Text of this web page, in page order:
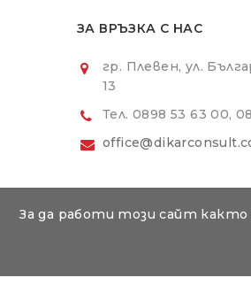
За да работи този сайт както
ЗА ВРЪЗКА С НАС
гр. Плевен, ул.
13
Тел. 0898 53 63 00,